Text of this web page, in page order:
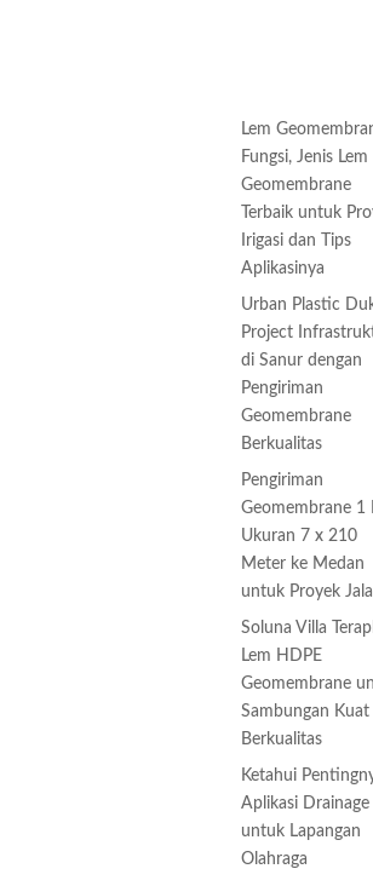
Lem
Fungsi, Jenis Lem
Geomembrane
Terbaik untuk
Irigasi dan Tips
Aplikasinya
Urban Plastic
Project
di Sanur dengan
Pengiriman
Geomembrane
Berkualitas
Pengiriman
Geomembrane 1
Ukuran 7 x 210
Meter ke Medan
untuk Proyek
Soluna Villa
Lem HDPE
Geomembrane
Sambungan Kuat
Berkualitas
Ketahui
Aplikasi Drainage
untuk Lapangan
Olahraga